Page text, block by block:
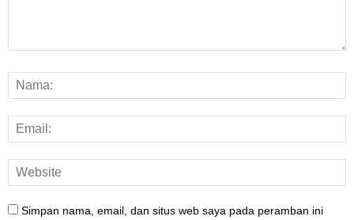
Simpan nama, email, dan situs web saya pada peramban ini